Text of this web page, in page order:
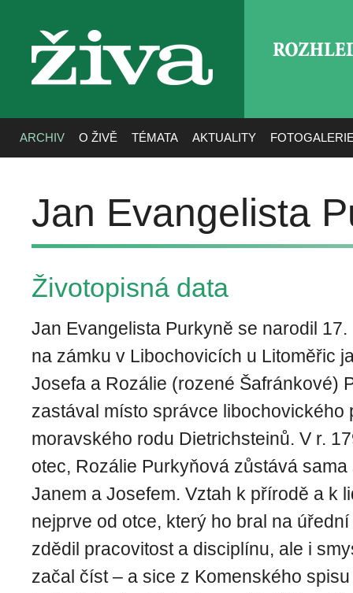
živa
ARCHIV O ŽIVĚ TÉMATA AKTUALITY
Jan Evangelista
Životopisná data
Jan Evangelista Purkyně se narodil
na zámku v Libochovicích u Litoměřic
Josefa a Rozálie (rozené Šafránkové)
zastával místo správce libochovického
moravského rodu Dietrichsteinů. V r.
otec, Rozálie Purkyňová zůstává
Janem a Josefem. Vztah k přírodě a k
nejprve od otce, který ho bral na
zdědil pracovitost a disciplínu, ale i
začal číst – a sice z Komenského